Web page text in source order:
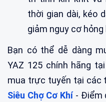
thời gian dài, kéo
giảm nguy cơ
Bạn có thể dễ dàng
YAZ 125 chính hãng
mua trực tuyến tại các
Siêu Chợ Cơ Khí- Điểm